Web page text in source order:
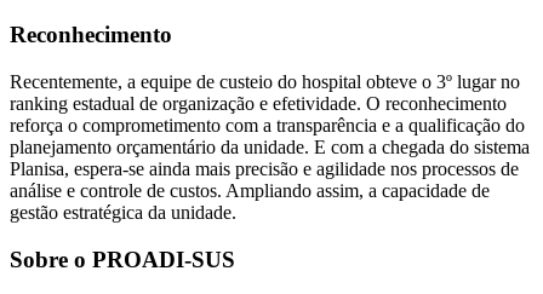
Reconhecimento
Recentemente, a equipe de custeio do hospital obteve o 3º lugar no
ranking estadual de organização e efetividade. O reconhecimento
reforça o comprometimento com a transparência e a qualificação do
planejamento orçamentário da unidade. E com a chegada do sistema
Planisa, espera-se ainda mais precisão e agilidade nos processos de
análise e controle de custos. Ampliando assim, a capacidade de
gestão estratégica da unidade.
Sobre o PROADI-SUS